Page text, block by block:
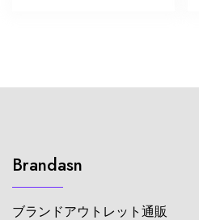
Brandasn
ブランドアウトレット通販